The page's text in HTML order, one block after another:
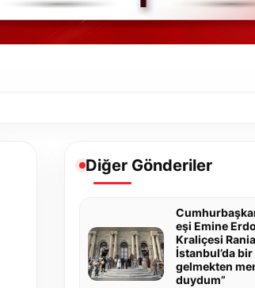
Diğer Gönderiler
eşi Emine
Kraliçesi
İstanbul’da
gelmekten
duydum”